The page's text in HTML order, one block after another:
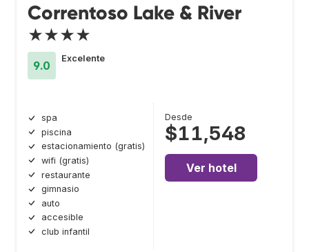
Correntoso Lake & River
★★★★
9.0
Excelente
spa
piscina
estacionamiento (gratis)
wifi (gratis)
restaurante
gimnasio
auto
accesible
club infantil
Desde
$11,548
Ver hotel